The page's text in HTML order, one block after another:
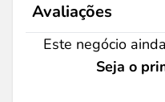
Avaliações
Este negócio
Seja o